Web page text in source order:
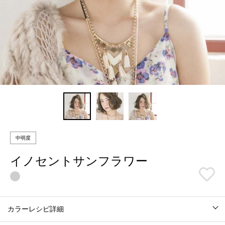
中明度
イノセントサンフラワー
カラーレシピ詳細